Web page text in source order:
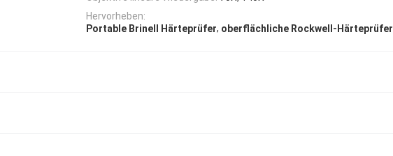
Hervorheben:
Portable Brinell Härteprüfer, oberflächliche Rockwell-Härteprüfer